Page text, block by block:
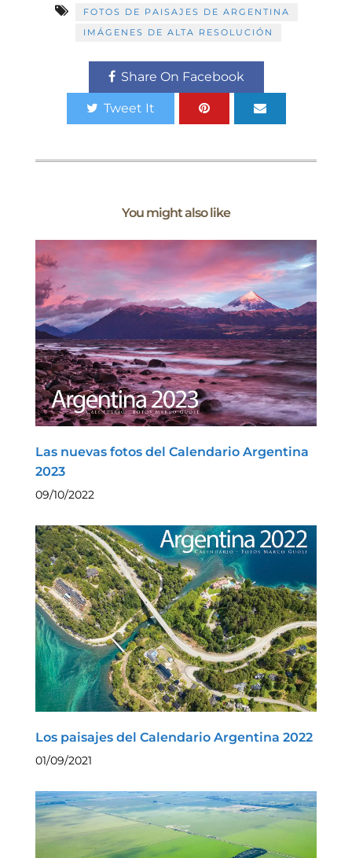
FOTOS DE PAISAJES DE ARGENTINA
IMÁGENES DE ALTA RESOLUCIÓN
Share On Facebook
Tweet It
You might also like
Las nuevas fotos del Calendario Argentina
2023
09/10/2022
Los paisajes del Calendario Argentina 2022
01/09/2021